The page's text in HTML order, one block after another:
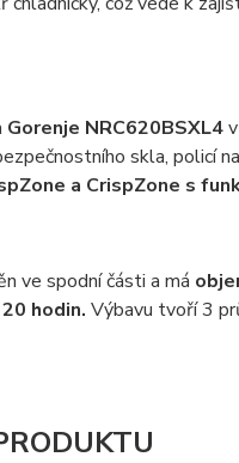
Gorenje NRC620BSXL4v
skla, policí
a CrispZone s
ve spodní části a má
hodin. Výbavu tvoří 3